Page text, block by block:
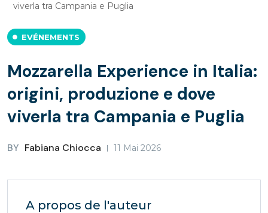
viverla tra Campania e Puglia
EVÉNEMENTS
Mozzarella Experience in Italia:
origini, produzione e dove
viverla tra Campania e Puglia
BY Fabiana Chiocca 11 Mai 2026
A propos de l'auteur